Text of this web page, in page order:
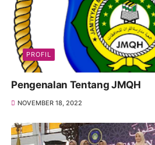
PROFIL
Pengenalan Tentang JMQH
NOVEMBER 18, 2022